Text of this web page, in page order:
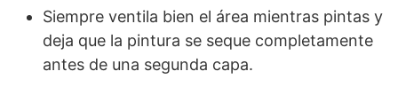
Siempre ventila bien el área mientras pintas y
deja que la pintura se seque completamente
antes de una segunda capa.